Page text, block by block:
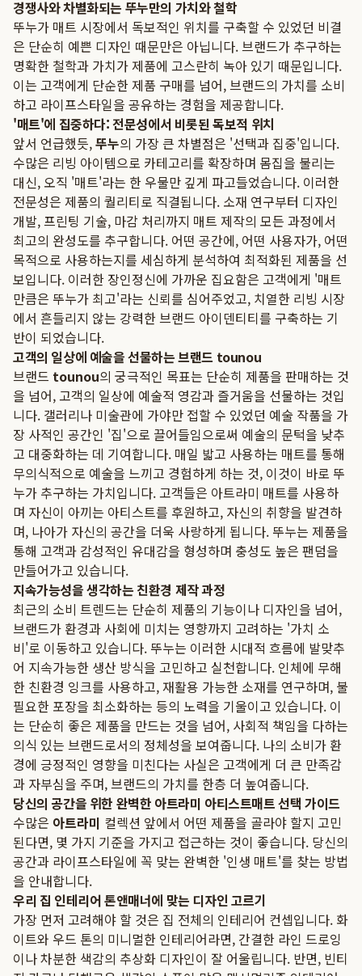
경쟁사와 차별화되는 뚜누만의 가치와 철학
뚜누가 매트 시장에서 독보적인 위치를 구축할 수 있었던 비결
은 단순히 예쁜 디자인 때문만은 아닙니다. 브랜드가 추구하는
명확한 철학과 가치가 제품에 고스란히 녹아 있기 때문입니다.
이는 고객에게 단순한 제품 구매를 넘어, 브랜드의 가치를 소비
하고 라이프스타일을 공유하는 경험을 제공합니다.
'매트'에 집중하다: 전문성에서 비롯된 독보적 위치
앞서 언급했듯,뚜누의 가장 큰 차별점은 '선택과 집중'입니다.
수많은 리빙 아이템으로 카테고리를 확장하며 몸집을 불리는
대신, 오직 '매트'라는 한 우물만 깊게 파고들었습니다. 이러한
전문성은 제품의 퀄리티로 직결됩니다. 소재 연구부터 디자인
개발, 프린팅 기술, 마감 처리까지 매트 제작의 모든 과정에서
최고의 완성도를 추구합니다. 어떤 공간에, 어떤 사용자가, 어떤
목적으로 사용하는지를 세심하게 분석하여 최적화된 제품을 선
보입니다. 이러한 장인정신에 가까운 집요함은 고객에게 '매트
만큼은 뚜누가 최고'라는 신뢰를 심어주었고, 치열한 리빙 시장
에서 흔들리지 않는 강력한 브랜드 아이덴티티를 구축하는 기
반이 되었습니다.
고객의 일상에 예술을 선물하는 브랜드 tounou
브랜드 tounou의 궁극적인 목표는 단순히 제품을 판매하는 것
을 넘어, 고객의 일상에 예술적 영감과 즐거움을 선물하는 것입
니다. 갤러리나 미술관에 가야만 접할 수 있었던 예술 작품을 가
장 사적인 공간인 '집'으로 끌어들임으로써 예술의 문턱을 낮추
고 대중화하는 데 기여합니다. 매일 밟고 사용하는 매트를 통해
무의식적으로 예술을 느끼고 경험하게 하는 것, 이것이 바로 뚜
누가 추구하는 가치입니다. 고객들은 아트라미 매트를 사용하
며 자신이 아끼는 아티스트를 후원하고, 자신의 취향을 발견하
며, 나아가 자신의 공간을 더욱 사랑하게 됩니다. 뚜누는 제품을
통해 고객과 감성적인 유대감을 형성하며 충성도 높은 팬덤을
만들어가고 있습니다.
지속가능성을 생각하는 친환경 제작 과정
최근의 소비 트렌드는 단순히 제품의 기능이나 디자인을 넘어,
브랜드가 환경과 사회에 미치는 영향까지 고려하는 '가치 소
비'로 이동하고 있습니다. 뚜누는 이러한 시대적 흐름에 발맞추
어 지속가능한 생산 방식을 고민하고 실천합니다. 인체에 무해
한 친환경 잉크를 사용하고, 재활용 가능한 소재를 연구하며, 불
필요한 포장을 최소화하는 등의 노력을 기울이고 있습니다. 이
는 단순히 좋은 제품을 만드는 것을 넘어, 사회적 책임을 다하는
의식 있는 브랜드로서의 정체성을 보여줍니다. 나의 소비가 환
경에 긍정적인 영향을 미친다는 사실은 고객에게 더 큰 만족감
과 자부심을 주며, 브랜드의 가치를 한층 더 높여줍니다.
당신의 공간을 위한 완벽한 아트라미 아티스트매트 선택 가이드
수많은 아트라미 컬렉션 앞에서 어떤 제품을 골라야 할지 고민
된다면, 몇 가지 기준을 가지고 접근하는 것이 좋습니다. 당신의
공간과 라이프스타일에 꼭 맞는 완벽한 '인생 매트'를 찾는 방법
을 안내합니다.
우리 집 인테리어 톤앤매너에 맞는 디자인 고르기
가장 먼저 고려해야 할 것은 집 전체의 인테리어 컨셉입니다. 화
이트와 우드 톤의 미니멀한 인테리어라면, 간결한 라인 드로잉
이나 차분한 색감의 추상화 디자인이 잘 어울립니다. 반면, 빈티